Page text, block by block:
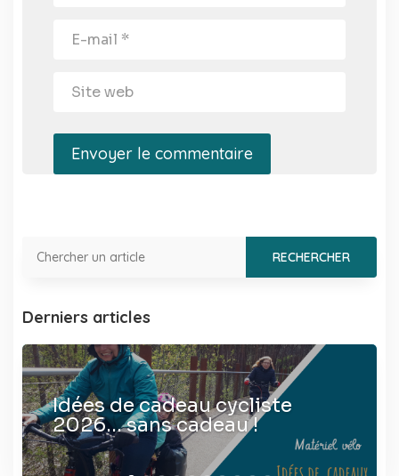
Envoyer le commentaire
Derniers articles
Idées de cadeau cycliste
2026… sans cadeau !